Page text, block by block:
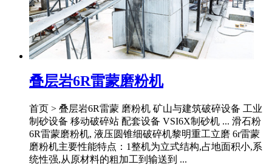
叠层岩6R雷蒙磨粉机
首页 > 叠层岩6R雷蒙 磨粉机 矿山与建筑破碎设备 工业
制砂设备 移动破碎站 配套设备 VSI6X制砂机 ... 滑石粉
6R雷蒙磨粉机, 液压圆锥细破碎机黎明重工立磨 6r雷蒙
磨粉机主要性能特点：1整机为立式结构,占地面积小,系
统性强,从原材料的粗加工到输送到 ...